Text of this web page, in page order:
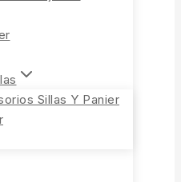
Sillas Y Panier